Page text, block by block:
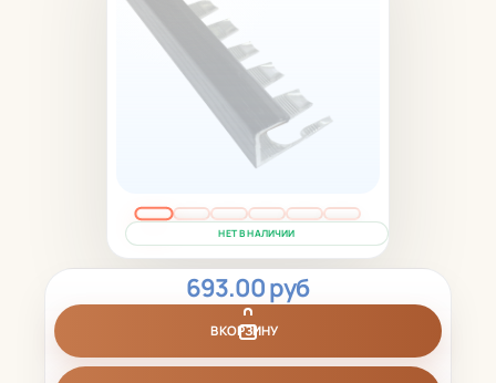
НЕТ В НАЛИЧИИ
693.00 руб
В КОРЗИНУ